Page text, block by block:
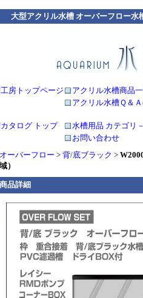
大型アクリル水槽 オーバーフロー水
房トップページ アクリル水槽商品
アクリル水槽Ｑ＆Ａ
タログ トップ 水槽用品 カテゴリ－
お問い合わせ
オーバーフロー > 背/底ブラック >
域）
商品詳細